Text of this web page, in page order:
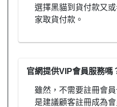
選擇黑貓到貨付款又
家取貨付款。
官網提供VIP會員服務嗎
雖然，不需要註冊會
是建議顧客註冊成為